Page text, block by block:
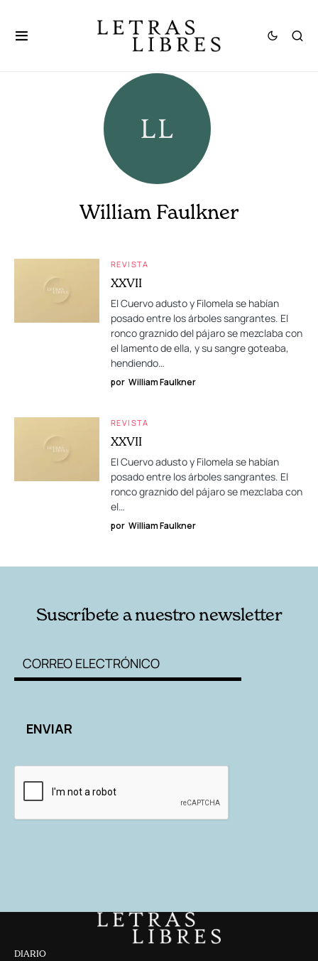
William Faulkner
REVISTA
XXVII
El Cuervo adusto y Filomela se habían
posado entre los árboles sangrantes. El
ronco graznido del pájaro se mezclaba con
el lamento de ella, y su sangre goteaba,
hendiendo…
por William Faulkner
REVISTA
XXVII
El Cuervo adusto y Filomela se habían
posado entre los árboles sangrantes. El
ronco graznido del pájaro se mezclaba con
el…
por William Faulkner
Suscríbete a nuestro newsletter
DIARIO